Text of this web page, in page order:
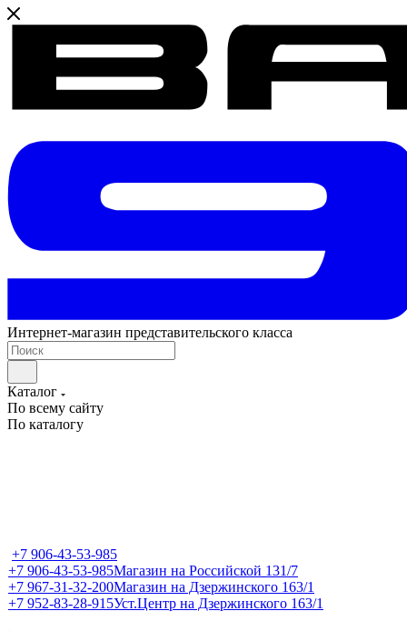
Интернет-магазин представительского класса
Каталог
По всему сайту
По каталогу
+7 906-43-53-985
+7 906-43-53-985Магазин на Российской 131/7
+7 967-31-32-200Магазин на Дзержинского 163/1
+7 952-83-28-915Уст.Центр на Дзержинского 163/1